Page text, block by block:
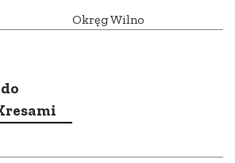
Okręg Wilno